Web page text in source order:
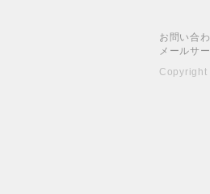
お問い合
メールサ
Copyright